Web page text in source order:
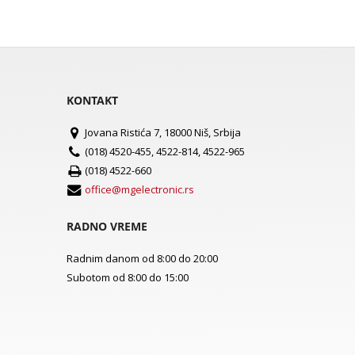
KONTAKT
Jovana Ristića 7, 18000 Niš, Srbija
(018) 4520-455, 4522-814, 4522-965
(018) 4522-660
office@mgelectronic.rs
RADNO VREME
Radnim danom od 8:00 do 20:00
Subotom od 8:00 do 15:00